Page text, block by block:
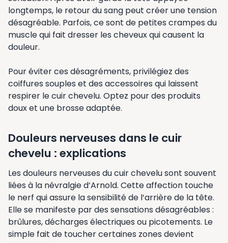
longtemps, le retour du sang peut créer une tension
désagréable. Parfois, ce sont de petites crampes du
muscle qui fait dresser les cheveux qui causent la
douleur.
Pour éviter ces désagréments, privilégiez des
coiffures souples et des accessoires qui laissent
respirer le cuir chevelu. Optez pour des produits
doux et une brosse adaptée.
Douleurs nerveuses dans le cuir
chevelu : explications
Les douleurs nerveuses du cuir chevelu sont souvent
liées à la névralgie d’Arnold. Cette affection touche
le nerf qui assure la sensibilité de l’arrière de la tête.
Elle se manifeste par des sensations désagréables :
brûlures, décharges électriques ou picotements. Le
simple fait de toucher certaines zones devient